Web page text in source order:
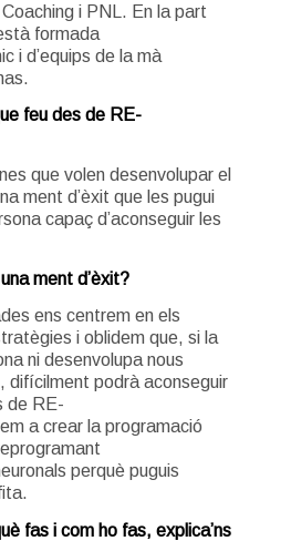
i PNL. En la part
formada
i d’equips de la mà
feu des de RE-
que volen desenvolupar el
ment d’èxit que les pugui
capaç d’aconseguir les
ment d’èxit?
ens centrem en els
i oblidem que, si la
ni desenvolupa nous
difícilment podrà aconseguir
de RE-
a crear la programació
perquè puguis
fas i com ho fas, explica’ns